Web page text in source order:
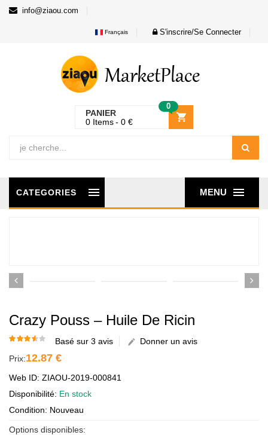
info@ziaou.com
Français S'inscrire/Se Connecter
PANIER
0
0 Items 0 €
MENU
CATEGORIES
Crazy Pouss – Huile De Ricin
Basé sur 3 avis
Donner un avis
Prix:12.87 €
Web ID: ZIAOU-2019-000841
Disponibilité: En stock
Condition: Nouveau
Options disponibles: